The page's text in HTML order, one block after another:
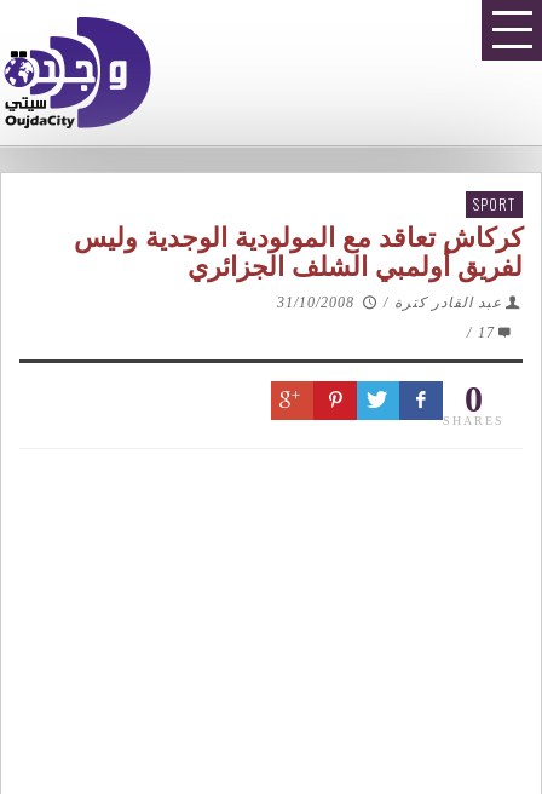
SPORT
كركاش تعاقد مع المولودية الوجدية وليس
لفريق أولمبي الشلف الجزائري
عبد القادر كترة /
31/10/2008
17
/
0
SHARES